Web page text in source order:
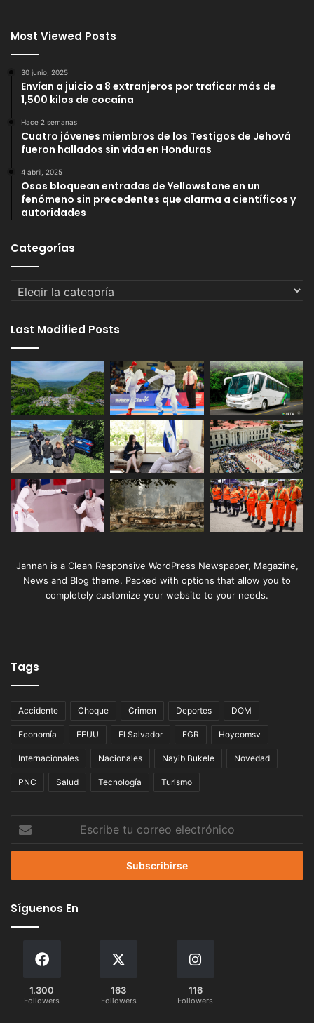
Most Viewed Posts
30 junio, 2025
Envían a juicio a 8 extranjeros por traficar más de
1,500 kilos de cocaína
Hace 2 semanas
Cuatro jóvenes miembros de los Testigos de Jehová
fueron hallados sin vida en Honduras
4 abril, 2025
Osos bloquean entradas de Yellowstone en un
fenómeno sin precedentes que alarma a científicos y
autoridades
Categorías
Categorías
Last Modified Posts
Jannah is a Clean Responsive WordPress Newspaper, Magazine,
News and Blog theme. Packed with options that allow you to
completely customize your website to your needs.
Tags
Accidente Choque Crimen Deportes DOM
Economía EEUU El Salvador FGR Hoycomsv
Internacionales Nacionales Nayib Bukele Novedad
PNC Salud Tecnología Turismo
tu
correo
Síguenos En
1.300
Followers
163
Followers
116
Followers